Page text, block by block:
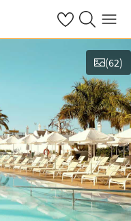
Se dine sparte
Søk påMeny
(62)